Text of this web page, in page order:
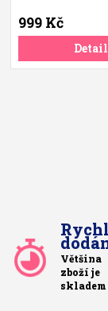
999 Kč
Detail
Většina
zboží je
skladem